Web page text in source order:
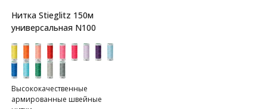
Нитка Stieglitz 150м
универсальная N100
Высококачественные
армированные швейные